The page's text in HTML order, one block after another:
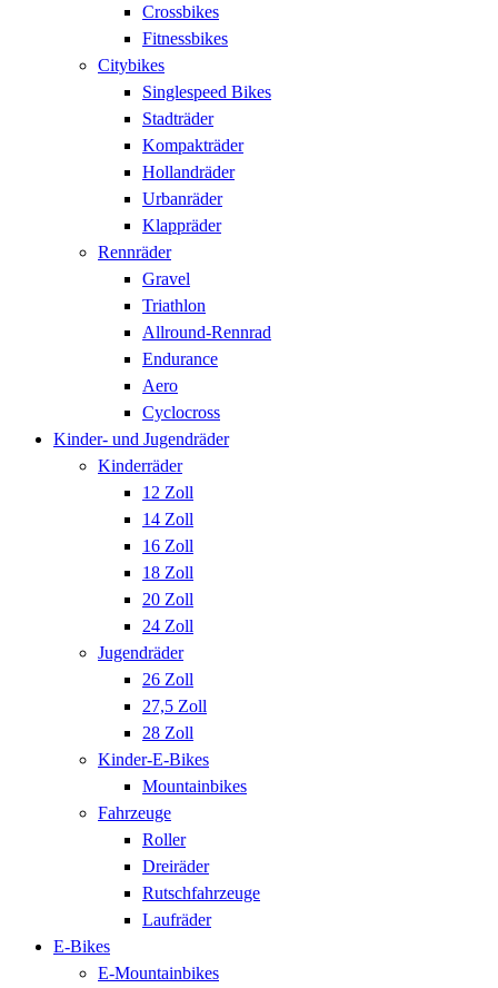
Crossbikes
Fitnessbikes
Citybikes
Singlespeed Bikes
Stadträder
Kompakträder
Hollandräder
Urbanräder
Klappräder
Rennräder
Gravel
Triathlon
Allround-Rennrad
Endurance
Aero
Cyclocross
Kinder- und Jugendräder
Kinderräder
12 Zoll
14 Zoll
16 Zoll
18 Zoll
20 Zoll
24 Zoll
Jugendräder
26 Zoll
27,5 Zoll
28 Zoll
Kinder-E-Bikes
Mountainbikes
Fahrzeuge
Roller
Dreiräder
Rutschfahrzeuge
Laufräder
E-Bikes
E-Mountainbikes